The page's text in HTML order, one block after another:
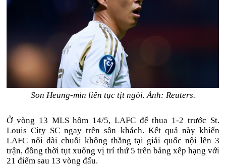
Son Heung-min liên tục tịt ngòi. Ảnh: Reuters.
Ở vòng 13 MLS hôm 14/5, LAFC để thua 1-2 trước St.
Louis City SC ngay trên sân khách. Kết quả này khiến
LAFC nối dài chuỗi không thắng tại giải quốc nội lên 3
trận, đồng thời tụt xuống vị trí thứ 5 trên bảng xếp hạng với
21 điểm sau 13 vòng đấu.